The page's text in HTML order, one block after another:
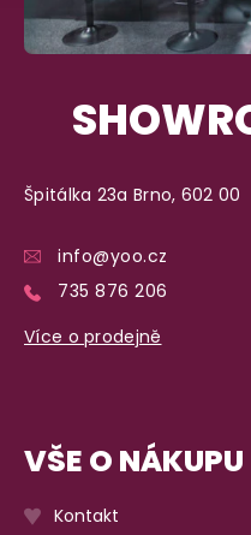
Špitálka 23a Brno, 602 00
info@yoo.cz
735 876 206
Více o prodejně
VŠE O NÁKUPU
Kontakt